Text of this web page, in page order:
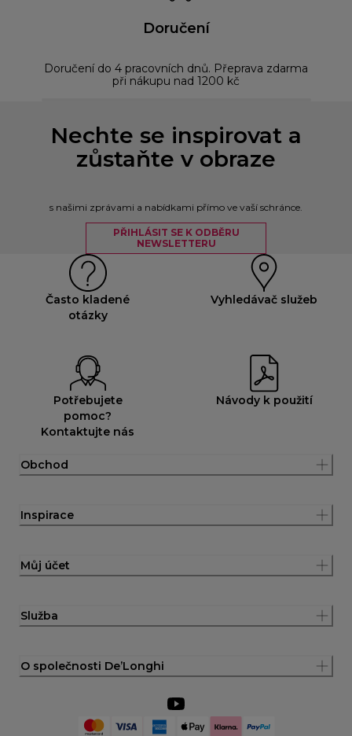
Doručení
Doručení do 4 pracovních dnů. Přeprava zdarma
při nákupu nad 1200 kč
Nechte se inspirovat a
zůstaňte v obraze
s našimi zprávami a nabídkami přímo ve vaší schránce.
PŘIHLÁSIT SE K ODBĚRU
NEWSLETTERU
Často kladené
otázky
Vyhledávač služeb
Potřebujete
pomoc?
Kontaktujte nás
Návody k použití
Obchod
Inspirace
Můj účet
Služba
O společnosti De’Longhi